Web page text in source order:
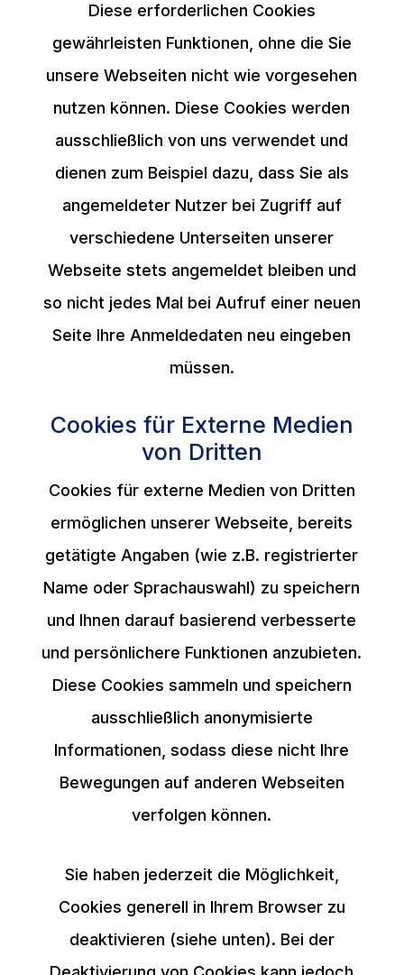
Diese erforderlichen Cookies
gewährleisten Funktionen, ohne die Sie
unsere Webseiten nicht wie vorgesehen
nutzen können. Diese Cookies werden
ausschließlich von uns verwendet und
dienen zum Beispiel dazu, dass Sie als
angemeldeter Nutzer bei Zugriff auf
verschiedene Unterseiten unserer
Webseite stets angemeldet bleiben und
so nicht jedes Mal bei Aufruf einer neuen
Seite Ihre Anmeldedaten neu eingeben
müssen.
Cookies für Externe Medien
von Dritten
Cookies für externe Medien von Dritten
ermöglichen unserer Webseite, bereits
getätigte Angaben (wie z.B. registrierter
Name oder Sprachauswahl) zu speichern
und Ihnen darauf basierend verbesserte
und persönlichere Funktionen anzubieten.
Diese Cookies sammeln und speichern
ausschließlich anonymisierte
Informationen, sodass diese nicht Ihre
Bewegungen auf anderen Webseiten
verfolgen können.
Sie haben jederzeit die Möglichkeit,
Cookies generell in Ihrem Browser zu
deaktivieren (siehe unten). Bei der